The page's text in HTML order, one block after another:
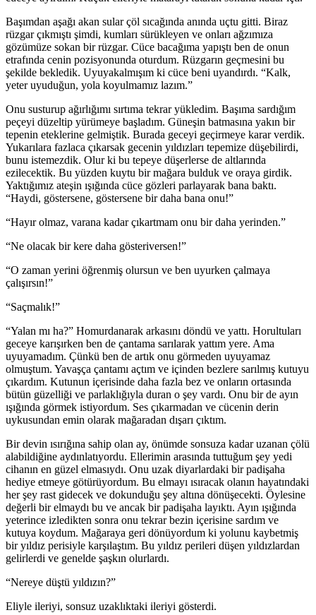
Başımdan aşağı akan sular çöl sıcağında anında uçtu gitti. Biraz
rüzgar çıkmıştı şimdi, kumları sürükleyen ve onları ağzımıza
gözümüze sokan bir rüzgar. Cüce bacağıma yapıştı ben de onun
etrafında cenin pozisyonunda oturdum. Rüzgarın geçmesini bu
şekilde bekledik. Uyuyakalmışım ki cüce beni uyandırdı. “Kalk,
yeter uyuduğun, yola koyulmamız lazım.”
Onu susturup ağırlığımı sırtıma tekrar yükledim. Başıma sardığım
peçeyi düzeltip yürümeye başladım. Güneşin batmasına yakın bir
tepenin eteklerine gelmiştik. Burada geceyi geçirmeye karar verdik.
Yukarılara fazlaca çıkarsak gecenin yıldızları tepemize düşebilirdi,
bunu istemezdik. Olur ki bu tepeye düşerlerse de altlarında
ezilecektik. Bu yüzden kuytu bir mağara bulduk ve oraya girdik.
Yaktığımız ateşin ışığında cüce gözleri parlayarak bana baktı.
“Haydi, göstersene, göstersene bir daha bana onu!”
“Hayır olmaz, varana kadar çıkartmam onu bir daha yerinden.”
“Ne olacak bir kere daha gösteriversen!”
“O zaman yerini öğrenmiş olursun ve ben uyurken çalmaya
çalışırsın!”
“Saçmalık!”
“Yalan mı ha?” Homurdanarak arkasını döndü ve yattı. Horultuları
geceye karışırken ben de çantama sarılarak yattım yere. Ama
uyuyamadım. Çünkü ben de artık onu görmeden uyuyamaz
olmuştum. Yavaşça çantamı açtım ve içinden bezlere sarılmış kutuyu
çıkardım. Kutunun içerisinde daha fazla bez ve onların ortasında
bütün güzelliği ve parlaklığıyla duran o şey vardı. Onu bir de ayın
ışığında görmek istiyordum. Ses çıkarmadan ve cücenin derin
uykusundan emin olarak mağaradan dışarı çıktım.
Bir devin ısırığına sahip olan ay, önümde sonsuza kadar uzanan çölü
alabildiğine aydınlatıyordu. Ellerimin arasında tuttuğum şey yedi
cihanın en güzel elmasıydı. Onu uzak diyarlardaki bir padişaha
hediye etmeye götürüyordum. Bu elmayı ısıracak olanın hayatındaki
her şey rast gidecek ve dokunduğu şey altına dönüşecekti. Öylesine
değerli bir elmaydı bu ve ancak bir padişaha layıktı. Ayın ışığında
yeterince izledikten sonra onu tekrar bezin içerisine sardım ve
kutuya koydum. Mağaraya geri dönüyordum ki yolunu kaybetmiş
bir yıldız perisiyle karşılaştım. Bu yıldız perileri düşen yıldızlardan
gelirlerdi ve genelde şaşkın olurlardı.
“Nereye düştü yıldızın?”
Eliyle ileriyi, sonsuz uzaklıktaki ileriyi gösterdi.